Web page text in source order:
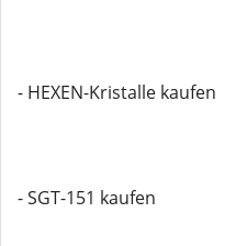
- HEXEN-Kristalle kaufen
- SGT-151 kaufen